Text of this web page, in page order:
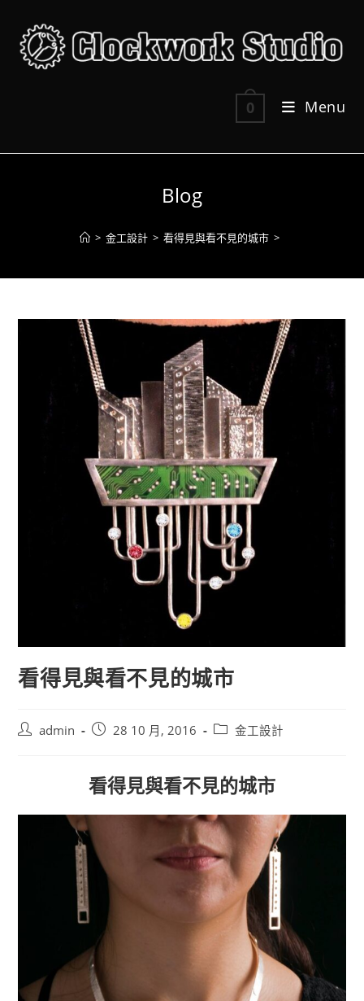
content
0 Menu
Blog
> 金工設計 > 看得見與看不見的城市 >
看得見與看不見的城市
Postadmin
Post28 10 月, 2016
Post金工設計
看得見與看不見的城市